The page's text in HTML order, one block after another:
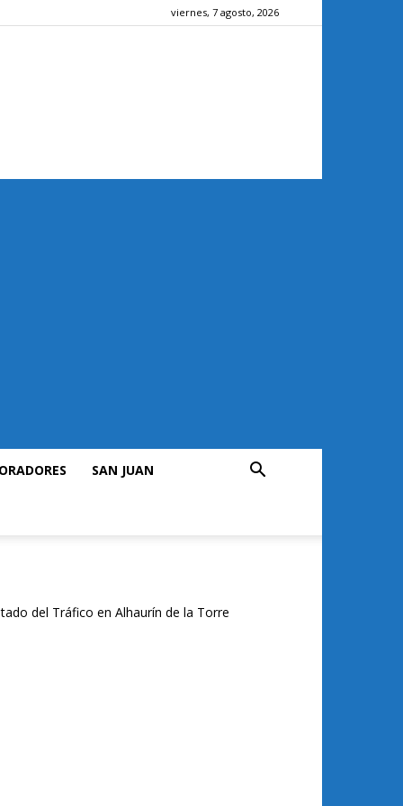
viernes, 7 agosto, 2026
SAN JUAN
del Tráfico en Alhaurín de la Torre